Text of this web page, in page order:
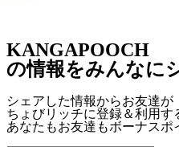
KANGAPOOCH
の情報をみんなに
シェアした情報からお友達が
ちょびリッチに登録＆利用す
あなたもお友達もボーナスポ